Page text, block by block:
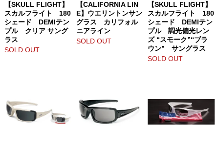
【SKULL FLIGHT】
スカルフライト 180
シェード DEMIテン
プル クリア サング
ラス
SOLD OUT
【CALIFORNIA LIN
E】ウエリントンサン
グラス カリフォル
ニアライン
SOLD OUT
【SKULL FLIGHT】
スカルフライト 180
シェード DEMIテン
プル 調光偏光レン
ズ “スモーク”“ブラ
ウン” サングラス
SOLD OUT